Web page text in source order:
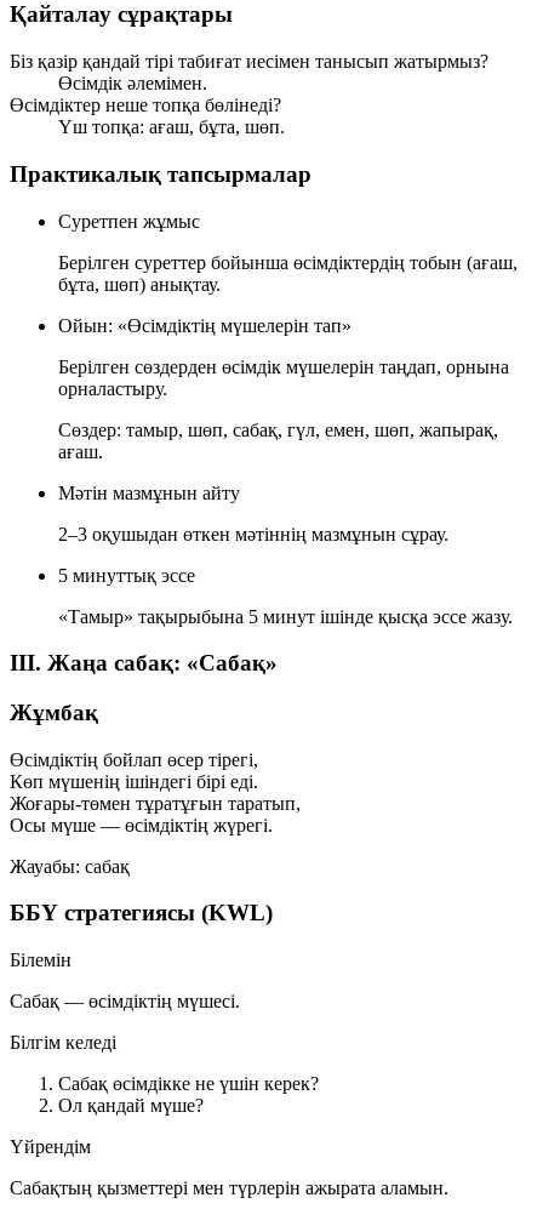
Қайталау сұрақтары
Біз қазір қандай тірі табиғат иесімен танысып жатырмыз?
Өсімдік әлемімен.
Өсімдіктер неше топқа бөлінеді?
Үш топқа: ағаш, бұта, шөп.
Практикалық тапсырмалар
Суретпен жұмыс
Берілген суреттер бойынша өсімдіктердің тобын (ағаш,
бұта, шөп) анықтау.
Ойын: «Өсімдіктің мүшелерін тап»
Берілген сөздерден өсімдік мүшелерін таңдап, орнына
орналастыру.
Сөздер: тамыр, шөп, сабақ, гүл, емен, шөп, жапырақ,
ағаш.
Мәтін мазмұнын айту
2–3 оқушыдан өткен мәтіннің мазмұнын сұрау.
5 минуттық эссе
«Тамыр» тақырыбына 5 минут ішінде қысқа эссе жазу.
III. Жаңа сабақ: «Сабақ»
Жұмбақ
Өсімдіктің бойлап өсер тірегі,
Көп мүшенің ішіндегі бірі еді.
Жоғары-төмен тұратұғын таратып,
Осы мүше — өсімдіктің жүрегі.
Жауабы: сабақ
ББҮ стратегиясы (KWL)
Білемін
Сабақ — өсімдіктің мүшесі.
Білгім келеді
Сабақ өсімдікке не үшін керек?
Ол қандай мүше?
Үйрендім
Сабақтың қызметтері мен түрлерін ажырата аламын.